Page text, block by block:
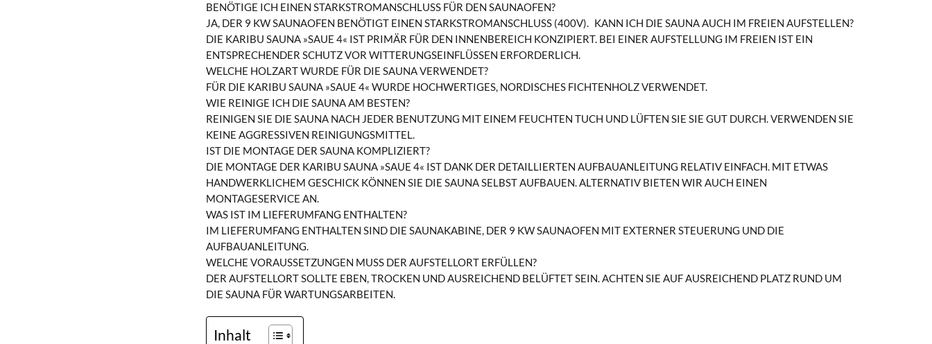
BENÖTIGE ICH EINEN STARKSTROMANSCHLUSS FÜR DEN SAUNAOFEN?
JA, DER 9 KW SAUNAOFEN BENÖTIGT EINEN STARKSTROMANSCHLUSS (400V). KANN ICH DIE SAUNA AUCH IM FREIEN AUFSTELLEN?
DIE KARIBU SAUNA »SAUE 4« IST PRIMÄR FÜR DEN INNENBEREICH KONZIPIERT. BEI EINER AUFSTELLUNG IM FREIEN IST EIN
ENTSPRECHENDER SCHUTZ VOR WITTERUNGSEINFLÜSSEN ERFORDERLICH.
WELCHE HOLZART WURDE FÜR DIE SAUNA VERWENDET?
FÜR DIE KARIBU SAUNA »SAUE 4« WURDE HOCHWERTIGES, NORDISCHES FICHTENHOLZ VERWENDET.
WIE REINIGE ICH DIE SAUNA AM BESTEN?
REINIGEN SIE DIE SAUNA NACH JEDER BENUTZUNG MIT EINEM FEUCHTEN TUCH UND LÜFTEN SIE SIE GUT DURCH. VERWENDEN SIE
KEINE AGGRESSIVEN REINIGUNGSMITTEL.
IST DIE MONTAGE DER SAUNA KOMPLIZIERT?
DIE MONTAGE DER KARIBU SAUNA »SAUE 4« IST DANK DER DETAILLIERTEN AUFBAUANLEITUNG RELATIV EINFACH. MIT ETWAS
HANDWERKLICHEM GESCHICK KÖNNEN SIE DIE SAUNA SELBST AUFBAUEN. ALTERNATIV BIETEN WIR AUCH EINEN
MONTAGESERVICE AN.
WAS IST IM LIEFERUMFANG ENTHALTEN?
IM LIEFERUMFANG ENTHALTEN SIND DIE SAUNAKABINE, DER 9 KW SAUNAOFEN MIT EXTERNER STEUERUNG UND DIE
AUFBAUANLEITUNG.
WELCHE VORAUSSETZUNGEN MUSS DER AUFSTELLORT ERFÜLLEN?
DER AUFSTELLORT SOLLTE EBEN, TROCKEN UND AUSREICHEND BELÜFTET SEIN. ACHTEN SIE AUF AUSREICHEND PLATZ RUND UM
DIE SAUNA FÜR WARTUNGSARBEITEN.
Inhalt